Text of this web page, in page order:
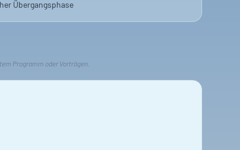
die beste Unterhaltung genau so, auf der
Übergangsphase
Programm oder Vorträgen.